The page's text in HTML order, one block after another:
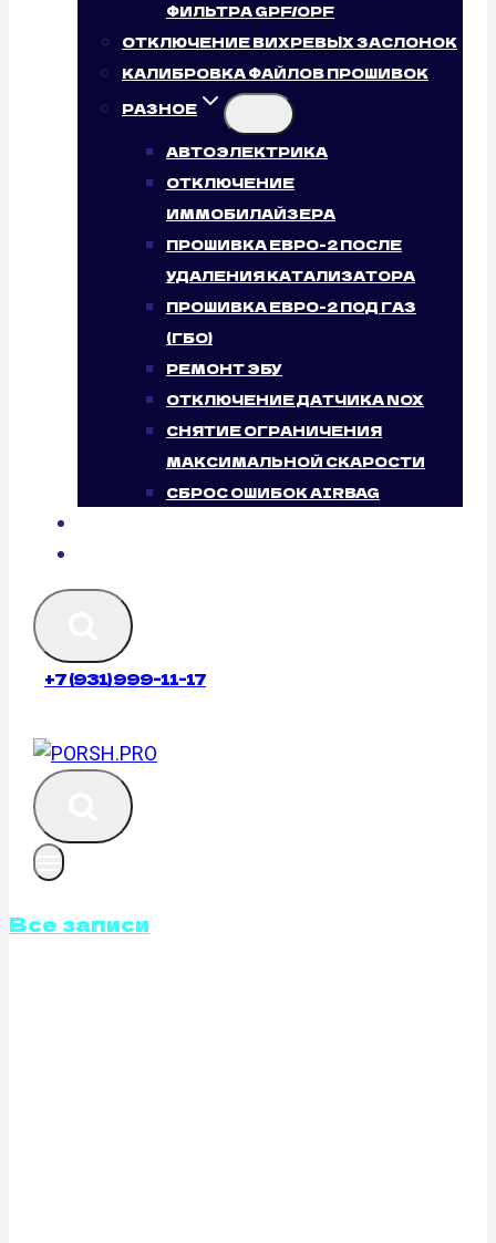
ФИЛЬТРА GPF/OPF
ОТКЛЮЧЕНИЕ ВИХРЕВЫХ ЗАСЛОНОК
КАЛИБРОВКА ФАЙЛОВ ПРОШИВОК
РАЗНОЕ
АВТОЭЛЕКТРИКА
ОТКЛЮЧЕНИЕ
ИММОБИЛАЙЗЕРА
ПРОШИВКА ЕВРО-2 ПОСЛЕ
УДАЛЕНИЯ КАТАЛИЗАТОРА
ПРОШИВКА ЕВРО-2 ПОД ГАЗ
(ГБО)
РЕМОНТ ЭБУ
ОТКЛЮЧЕНИЕ ДАТЧИКА NOX
СНЯТИЕ ОГРАНИЧЕНИЯ
МАКСИМАЛЬНОЙ СКАРОСТИ
СБРОС ОШИБОК AIRBAG
+7 (931) 999-11-17
Все записи